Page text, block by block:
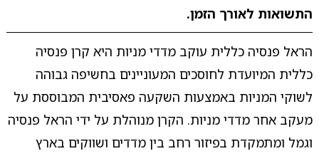
התשואות לאורך הזמן.
הראל פנסיה כללית עוקב מדדי מניות היא קרן פנסיה
כללית המיועדת לחוסכים המעוניינים בחשיפה גבוהה
לשוקי המניות באמצעות השקעה פאסיבית המבוססת על
מעקב אחר מדדי מניות. הקרן מנוהלת על ידי הראל פנסיה
וגמל ומתמקדת בפיזור רחב בין מדדים ושווקים בארץ